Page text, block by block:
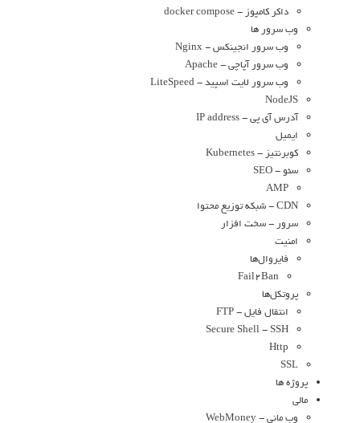
داکر کامپوز - docker compose
وب سرور ها
وب سرور انجینکس - Nginx
وب سرور آپاچی - Apache
وب سرور لایت اسپید - LiteSpeed
NodeJS
آدرس آی پی - IP address
ایمیل
کوبرنتیز - Kubernetes
سئو - SEO
AMP
CDN - شبکه توزیع محتوا
سرور - سخت افزار
امنیت
فایروال‌ها
Fail2Ban
پروتکل‌ها
انتقال فایل - FTP
Secure Shell - SSH
Http
SSL
پروژه ها
مالی
وب مانی - WebMoney